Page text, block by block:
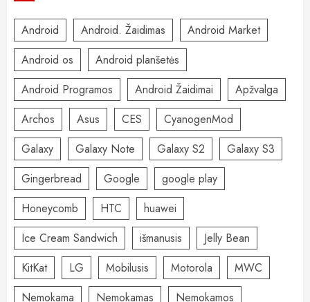
Android Android. Žaidimas
Android Market
Android os
Android planšetės
Android Programos
Android Žaidimai
Apžvalga
Archos
Asus CES
CyanogenMod
Galaxy
Galaxy Note Galaxy S2
Galaxy S3
Gingerbread
Google
google play
Honeycomb
HTC
huawei
Ice Cream Sandwich
išmanusis
Jelly Bean
KitKat
LG Mobilusis Motorola
MWC
Nemokama
Nemokamas
Nemokamos